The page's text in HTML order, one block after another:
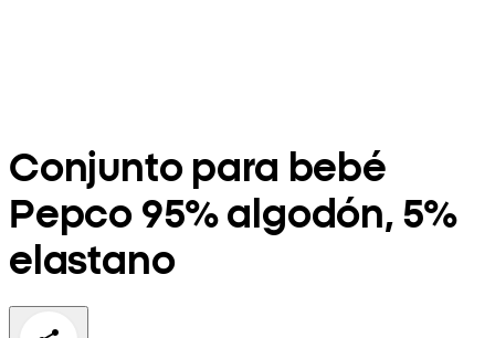
Conjunto para bebé
Pepco 95% algodón, 5%
elastano